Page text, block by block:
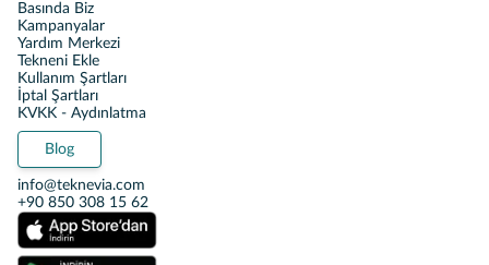
Basında Biz
Kampanyalar
Yardım Merkezi
Tekneni Ekle
Kullanım Şartları
İptal Şartları
KVKK - Aydınlatma
Blog
info@teknevia.com
+90 850 308 15 62